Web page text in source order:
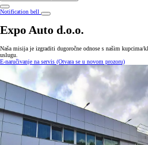
Notification bell
Expo Auto d.o.o.
Naša misija je izgraditi dugoročne odnose s našim
uslugu.
E-naručivanje na servis (Otvara se u novom prozoru)